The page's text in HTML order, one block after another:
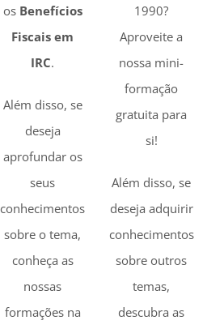
os Benefícios
Fiscais em
IRC.
Além disso, se
deseja
aprofundar os
seus
conhecimentos
sobre o tema,
conheça as
nossas
formações na
1990?
Aproveite a
nossa mini-
formação
gratuita para
si!
Além disso, se
deseja adquirir
conhecimentos
sobre outros
temas,
descubra as